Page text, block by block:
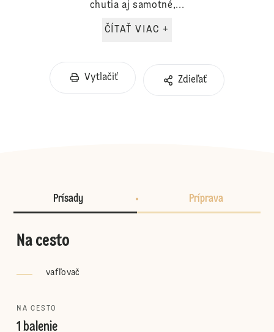
chutia aj samotné,...
ČÍTAŤ VIAC +
Vytlačiť Zdieľať
Prísady Príprava
Na cesto
vafľovač
NA CESTO
1 balenie